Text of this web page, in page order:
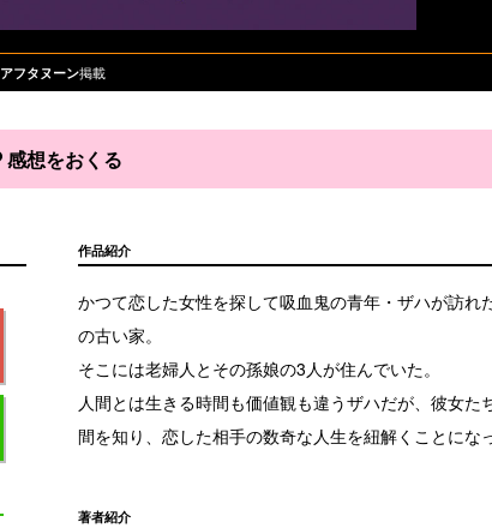
アフタヌーン掲載
感想をおくる
作品紹介
かつて恋した女性を探して吸血鬼の青年・ザハが訪れ
の古い家。
そこには老婦人とその孫娘の3人が住んでいた。
人間とは生きる時間も価値観も違うザハだが、彼女た
間を知り、恋した相手の数奇な人生を紐解くことにな
著者紹介